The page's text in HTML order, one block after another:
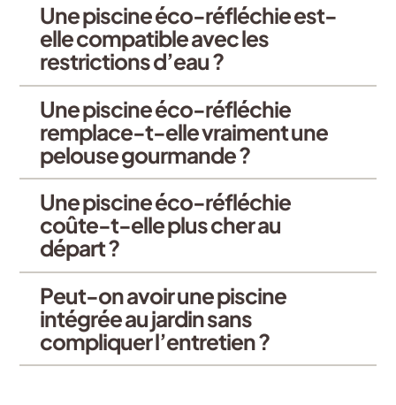
Une piscine éco-réfléchie est-
elle compatible avec les
restrictions d’eau ?
Une piscine éco-réfléchie
remplace-t-elle vraiment une
pelouse gourmande ?
Une piscine éco-réfléchie
coûte-t-elle plus cher au
départ ?
Peut-on avoir une piscine
intégrée au jardin sans
compliquer l’entretien ?